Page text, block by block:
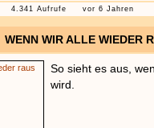
4.341 Aufrufe vor 6 Jahren
WENN WIR ALLE WIEDER
So sieht es aus,
wird.